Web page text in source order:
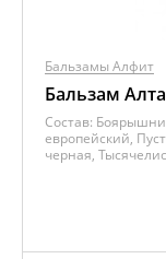
Бальзамы Алфит
Бальзам
Состав:
европейский,
черная,